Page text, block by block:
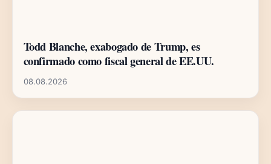
Todd Blanche, exabogado de Trump, es
confirmado como fiscal general de EE.UU.
08.08.2026